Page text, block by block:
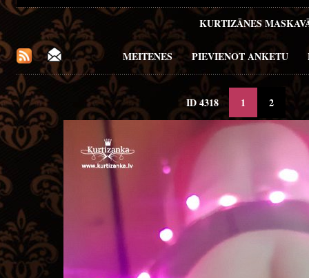
KURTIZĀNES
MEITENES PIEVIENOT ANKETU
ID 4318 1 2